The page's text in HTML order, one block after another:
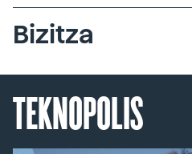
Bizitza
TEKNOPOLIS